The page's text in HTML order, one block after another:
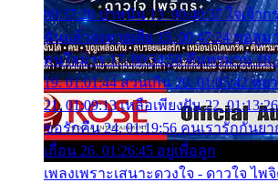
00:37:20 ปาหนัน 13. 00:40:37 ใจเจ้าก
ฉันแล้วจงตายเสีย 15. 00:47:24 ขอสูมา
คนใจมาร 17. 00:54:50 คืนทรมาน 18.
19. 01:01:44 ส่วนเกิน 20. 01:05:42
21. 01:09:13 เหลือเพียงฝัน 22.
ขอรักคืน 24. 01:19:56 คนเรารักกันยา
เถื่อน 26. 01:26:45 อยู่เพื่อลูก
เพลงเพราะเสนาะดวงใจ - ดาวใจ ไพ